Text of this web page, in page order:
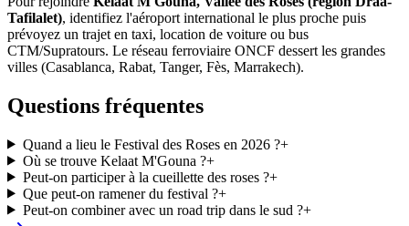
Tafilalet), identifiez l'aéroport international le plus proche puis
prévoyez un trajet en taxi, location de voiture ou bus
CTM/Supratours. Le réseau ferroviaire ONCF dessert les grandes
villes (Casablanca, Rabat, Tanger, Fès, Marrakech).
Questions fréquentes
Quand a lieu le Festival des Roses en 2026 ?+
Où se trouve Kelaat M'Gouna ?+
Peut-on participer à la cueillette des roses ?+
Que peut-on ramener du festival ?+
Peut-on combiner avec un road trip dans le sud ?+